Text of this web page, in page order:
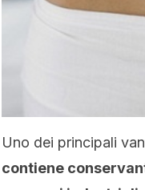
Uno dei principali
contiene